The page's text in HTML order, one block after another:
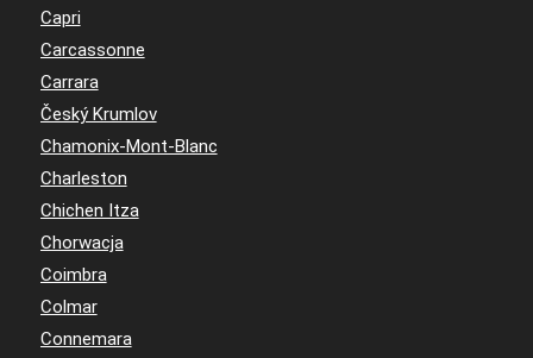
Capri
Carcassonne
Carrara
Český Krumlov
Chamonix-Mont-Blanc
Charleston
Chichen Itza
Chorwacja
Coimbra
Colmar
Connemara